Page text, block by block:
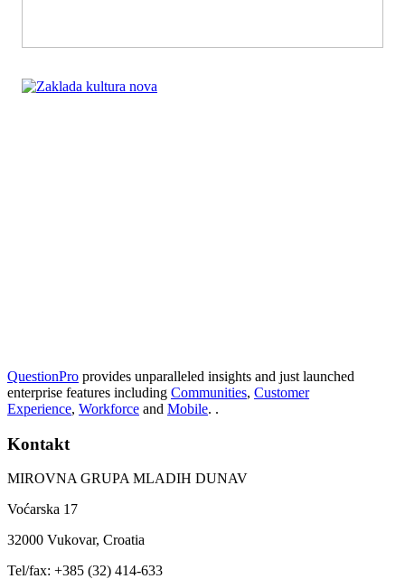
QuestionPro provides unparalleled insights and just launched
enterprise features including Communities, Customer
Experience, Workforce and Mobile. .
Kontakt
MIROVNA GRUPA MLADIH DUNAV
Voćarska 17
32000 Vukovar, Croatia
Tel/fax: +385 (32) 414-633